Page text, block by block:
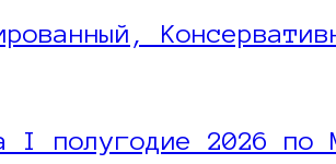
I полугодие 2026 по